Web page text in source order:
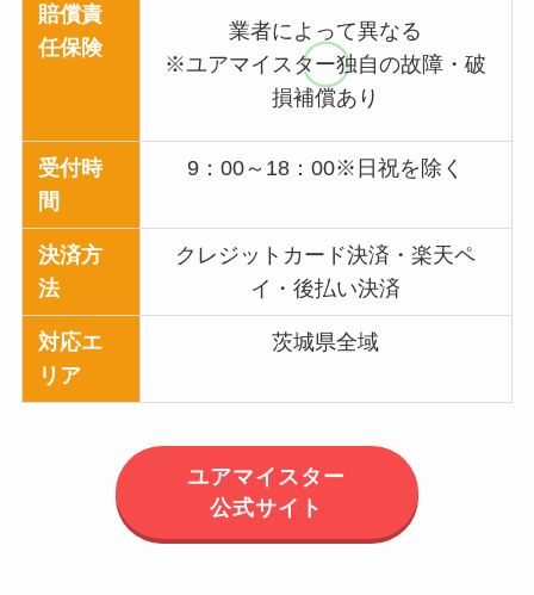
賠償責
任保険
業者によって異なる
※ユアマイスター独自の故障・破
損補償あり
受付時
間
9：00～18：00※日祝を除く
決済方
法
クレジットカード決済・楽天ペ
イ・後払い決済
対応エ
リア
茨城県全域
ユアマイスター
公式サイト